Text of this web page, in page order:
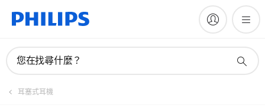
您在找尋什麼？
耳塞式耳機